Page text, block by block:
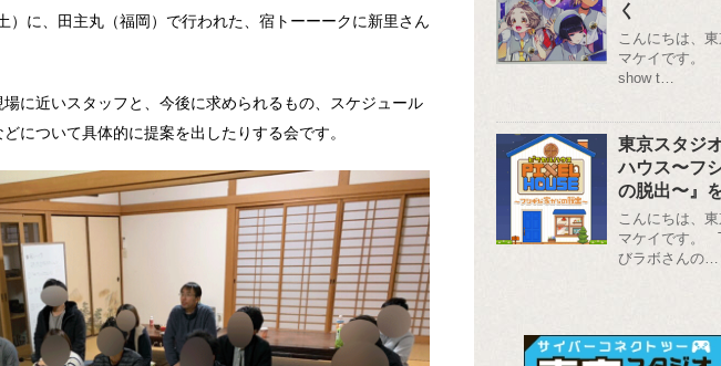
）に、田主丸（福岡）で行われた、宿トーーークに新里さん
に近いスタッフと、今後に求められるもの、スケジュール
について具体的に提案を出したりする会です。
く
こんにちは、
マケイです。
show t…
東京スタジ
ハウス〜フ
の脱出〜』
こんにちは、
マケイです。
びラボさんの…